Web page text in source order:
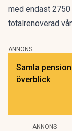
med endast
totalrenoverad
ANNONS
Samla
överblick
ANNONS